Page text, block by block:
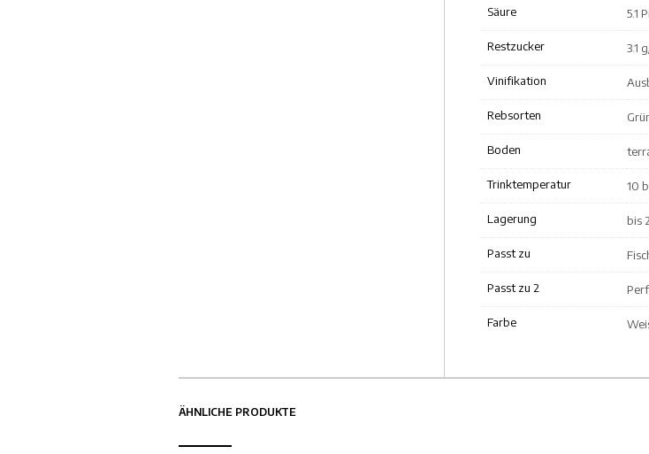
Säure 5.1
Restzucker 3.1
Vinifikation
Rebsorten
Boden
Trinktemperatur 10
Lagerung bis
Passt zu
Passt zu 2
Farbe
ÄHNLICHE PRODUKTE